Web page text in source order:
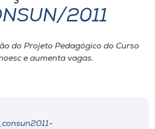
2011
do Projeto Pedagógico do Curso
e aumenta vagas.